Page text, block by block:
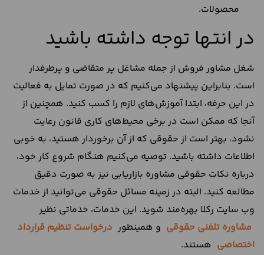
محصولات.
در انتها توجه داشته باشید
شغل مشاور فروش از جمله مشاغل پر متقاضی و پرطرفدار
است. بنابراین پیشنهاد می‌کنیم که در صورت تمایل به فعالیت
در این حرفه، ابتدا آموزش‌های لازم را کسب کنید. همچنین از
آنجا که ممکن است در برخی محیط‌های کاری قانون رعایت
نشود، بهتر است از حقوقی که از آن برخوردار هستید، به خوبی
اطلاعات داشته باشید. توصیه می‌کنیم هنگام شروع کار خود،
درباره نکات حقوقی مشاوره بازاریابی نیز به صورت دقیق
مطالعه کنید. البته در زمینه مسائل حقوقی می‌توانید از خدمات
وب سایت رکلا بهره‌مند شوید. این خدمات، خدماتی نظیر
مشاوره تلفنی حقوقی و همینطور درخواست تنظیم قرارداد
اختصاصی هستند.